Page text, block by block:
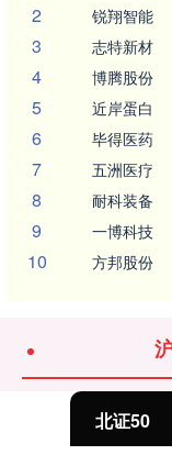
2 锐翔智能
3 志特新材
4 博腾股份
5 近岸蛋白
6 毕得医药
7 五洲医疗
8 耐科装备
9 一博科技
10 方邦股份
北证50